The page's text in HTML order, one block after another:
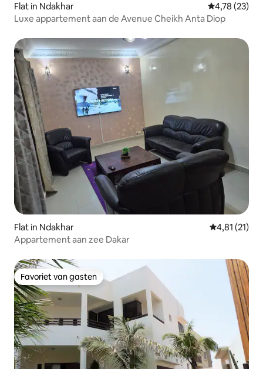
Flat in Ndakhar Gemiddelde
4,78 (23)
Luxe appartement aan de Avenue Cheikh Anta Diop
Flat in Ndakhar Gemiddelde
4,81 (21)
Appartement aan zee Dakar
Favoriet van gasten
Favoriet van gasten